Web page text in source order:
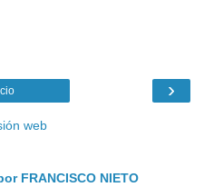
›
web
FRANCISCO NIETO